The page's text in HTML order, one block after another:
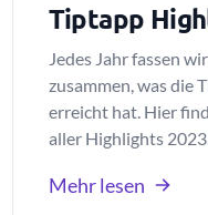
Tiptapp
Jedes Jahr fassen
zusammen, was die
erreicht hat. Hier
aller Highlights
Mehr lesen